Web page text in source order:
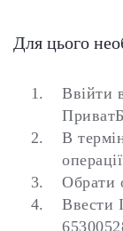
Для цього
Ввійти
В
Обрати
Ввести